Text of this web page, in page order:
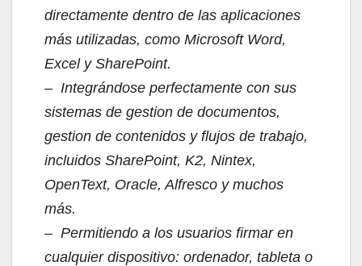
directamente dentro de las aplicaciones
más utilizadas, como Microsoft Word,
Excel y SharePoint.
– Integrándose perfectamente con sus
sistemas de gestion de documentos,
gestion de contenidos y flujos de trabajo,
incluidos SharePoint, K2, Nintex,
OpenText, Oracle, Alfresco y muchos
más.
– Permitiendo a los usuarios firmar en
cualquier dispositivo: ordenador, tableta o